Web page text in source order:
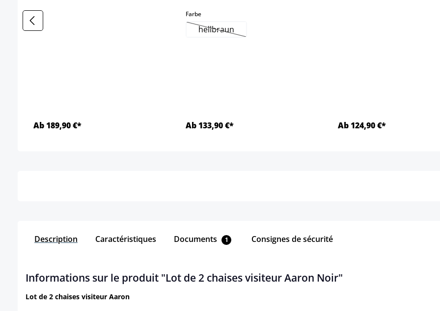
Ab 189,90 €*
Farbeselect
hellbraun(Cette option n'est pas disponible pour le moment.)
Ab 133,90 €* Ab 124,90 €*
Description Caractéristiques Documents 1 Consignes de sécurité
Informations sur le produit "Lot de 2 chaises visiteur Aaron Noir"
Lot de 2 chaises visiteur Aaron